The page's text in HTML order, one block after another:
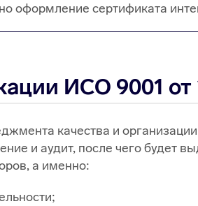
оформление сертификата
ИСО 9001 от
качества и
и аудит, после чего будет
а именно: